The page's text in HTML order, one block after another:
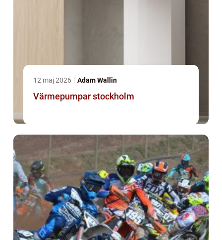
12 maj 2026 Adam Wallin
Värmepumpar stockholm